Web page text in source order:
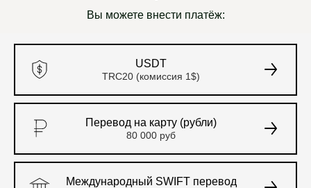
Вы можете внести платёж:
USDT
TRC20 (комиссия 1$)
Перевод на карту (рубли)
80 000 руб
Международный SWIFT перевод